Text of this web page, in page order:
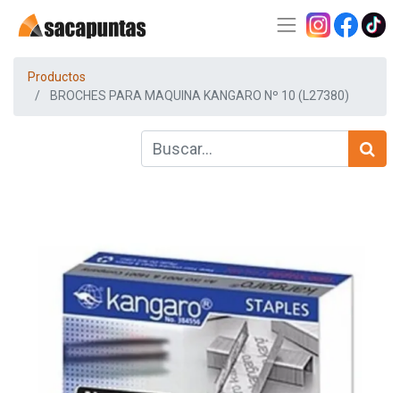
Productos
BROCHES PARA MAQUINA KANGARO Nº 10 (L27380)